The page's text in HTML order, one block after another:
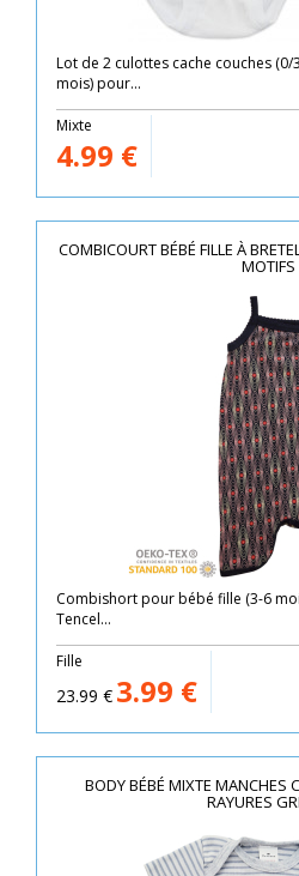
Lot de 2 culottes cache couches
mois) pour...
Mixte
4.99 €
COMBICOURT BÉBÉ FILLE À
MOTIFS
Combishort pour bébé fille (3-6
Tencel...
Fille
23.99 € 3.99 €
BODY BÉBÉ MIXTE MANCHES
RAYURES